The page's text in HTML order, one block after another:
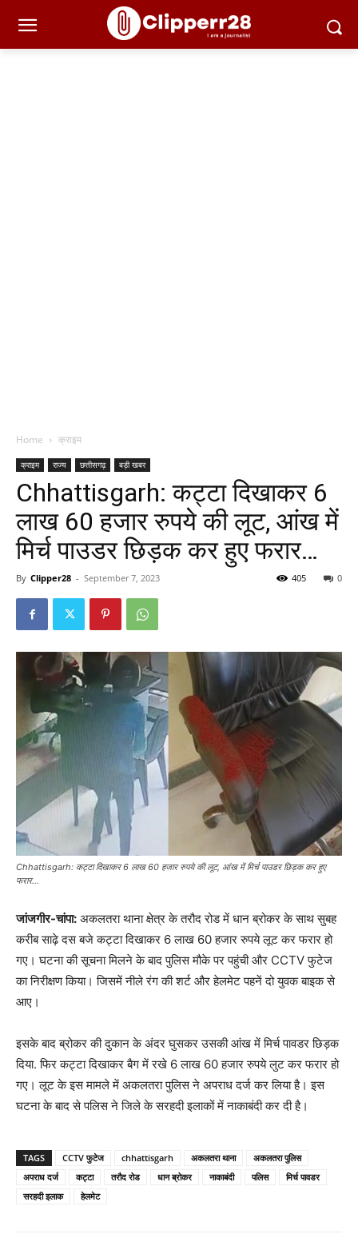
Home क्राइम
क्राइम राज्य छत्तीसगढ़ बड़ी खबर
Chhattisgarh: कट्टा दिखाकर 6
लाख 60 हजार रुपये की लूट, आंख में
मिर्च पाउडर छिड़क कर हुए फरार…
By Clipper28 - September 7, 2023 0
405
Chhattisgarh: कट्टा दिखाकर 6 लाख 60 हजार रुपये की लूट, आंख में मिर्च पाउडर छिड़क कर हुए
फरार...
जांजगीर-चांपा: अकलतरा थाना क्षेत्र के तरौद रोड में धान ब्रोकर के साथ सुबह
करीब साढ़े दस बजे कट्टा दिखाकर 6 लाख 60 हजार रुपये लूट कर फरार हो
गए। घटना की सूचना मिलने के बाद पुलिस मौके पर पहुंची और CCTV फुटेज
का निरीक्षण किया। जिसमें नीले रंग की शर्ट और हेलमेट पहनें दो युवक बाइक से
आए।
इसके बाद ब्रोकर की दुकान के अंदर घुसकर उसकी आंख में मिर्च पावडर छिड़क
दिया. फिर कट्टा दिखाकर बैग में रखे 6 लाख 60 हजार रुपये लुट कर फरार हो
गए। लूट के इस मामले में अकलतरा पुलिस ने अपराध दर्ज कर लिया है। इस
घटना के बाद से पलिस ने जिले के सरहदी इलाकों में नाकाबंदी कर दी है।
TAGS CCTV फुटेज chhattisgarh अकलतरा थाना
अकलतरा पुलिस
अपराध दर्ज
कट्टा तरौद रोड धान ब्रोकर नाकाबंदी पलिस
मिर्च पावडर
सरहदी इलाक
हेलमेट